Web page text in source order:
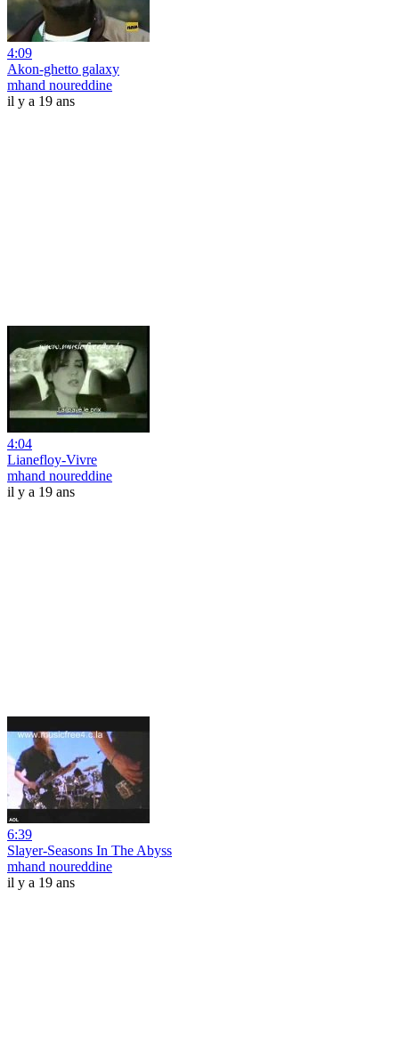
4:09
Akon-ghetto galaxy
mhand noureddine
il y a 19 ans
4:04
Lianefloy-Vivre
mhand noureddine
il y a 19 ans
6:39
Slayer-Seasons In The Abyss
mhand noureddine
il y a 19 ans